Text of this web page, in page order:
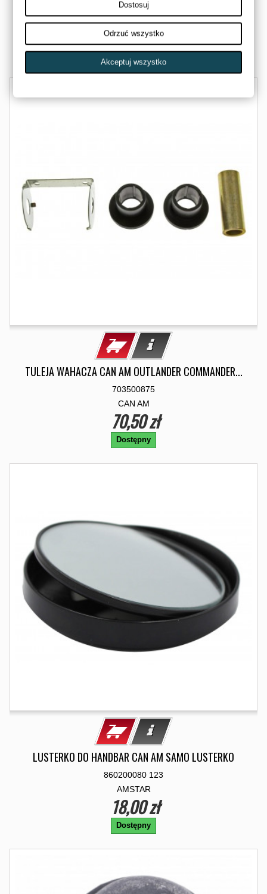
420230920-ZM
AMSTAR
4,00 zł
Dostępny
TULEJA WAHACZA CAN AM OUTLANDER COMMANDER...
703500875
CAN AM
70,50 zł
Dostępny
LUSTERKO DO HANDBAR CAN AM SAMO LUSTERKO
860200080 123
AMSTAR
18,00 zł
Dostępny
Dostosuj
Odrzuć wszystko
Akceptuj wszystko